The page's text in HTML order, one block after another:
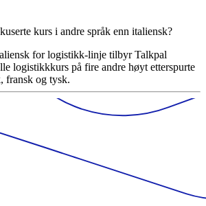
kurs i andre språk enn italiensk?
for logistikk-linje tilbyr Talkpal
logistikkkurs på fire andre høyt etterspurte
fransk og tysk.